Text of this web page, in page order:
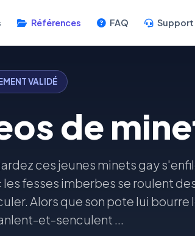
Références FAQ Support
VALIDÉ
de
ces jeunes minets gay
fesses imberbes se roulent
Alors que son pote lui bourre
et-senculent ...